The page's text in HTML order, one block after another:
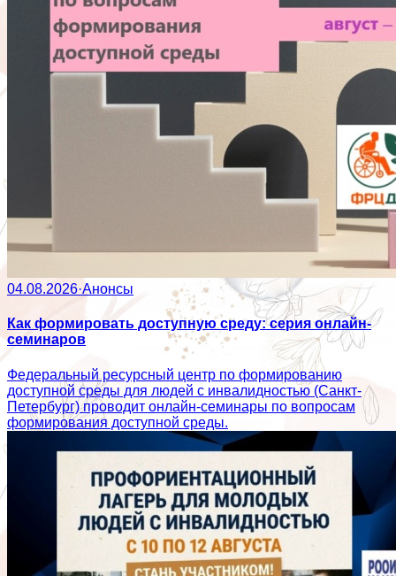
04.08.2026·Анонсы
Как формировать доступную среду: серия онлайн-
семинаров
Федеральный ресурсный центр по формированию
доступной среды для людей с инвалидностью (Санкт-
Петербург) проводит онлайн-семинары по вопросам
формирования доступной среды.